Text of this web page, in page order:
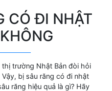
CÓ ĐI NHẬT
trường Nhật Bản đòi hỏi
bị sâu răng có đi nhật
răng hiệu quả là gì? Hãy